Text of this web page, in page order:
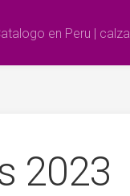
en Peru |
2023